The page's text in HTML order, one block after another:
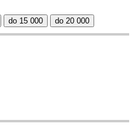
do 15 000 do 20 000